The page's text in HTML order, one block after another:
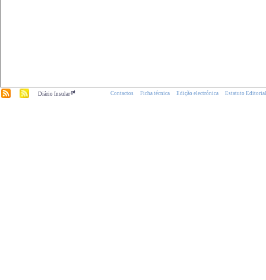
Diário Insular.pt Contactos Ficha técnica Edição electrónica Estatuto Editorial